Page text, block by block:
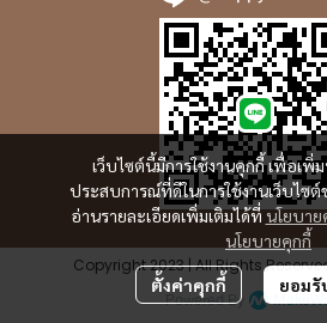
เว็บไซต์นี้มีการใช้งานคุกกี้ เพื่อเ
ประสบการณ์ที่ดีในการใช้งานเว็บไซ
อ่านรายละเอียดเพิ่มเติมได้ที่นโยบาย
นโยบายคุกกี้
ตั้งค่าคุกกี้ ยอมรั
Copyright 2023 | All Rights
Powered By